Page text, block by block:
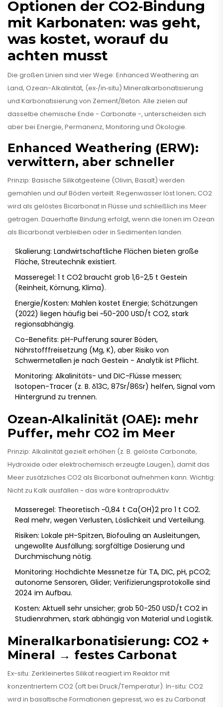
Optionen der CO2‑Bindung
mit Karbonaten: was geht,
was kostet, worauf du
achten musst
Die großen Linien sind vier Wege: Enhanced Weathering an
Land, Ozean-Alkalinität, (ex‑/in‑situ) Mineralkarbonatisierung
und Karbonatisierung von Zement/Beton. Alle zielen auf
dasselbe chemische Ende - Carbonate -, unterscheiden sich
aber bei Energie, Permanenz, Monitoring und Ökologie.
Enhanced Weathering (ERW):
verwittern, aber schneller
Prinzip: Basische Silikatgesteine (Olivin, Basalt) werden
gemahlen und auf Böden verteilt. Regenwasser löst Ionen; CO2
wird als gelöstes Bicarbonat in Flüsse und schließlich ins Meer
getragen. Dauerhafte Bindung erfolgt, wenn die Ionen im Ozean
als Bicarbonat verbleiben oder in Sedimenten landen.
Skalierung: Landwirtschaftliche Flächen bieten große
Fläche, Streutechnik existiert.
Masseregel: 1 t CO2 braucht grob 1,6-2,5 t Gestein
(Reinheit, Körnung, Klima).
Energie/Kosten: Mahlen kostet Energie; Schätzungen
(2022) liegen häufig bei ~50-200 USD/t CO2, stark
regionsabhängig.
Co-Benefits: pH-Pufferung saurer Böden,
Nährstofffreisetzung (Mg, K), aber Risiko von
Schwermetallen je nach Gestein - Analytik ist Pflicht.
Monitoring: Alkalinitäts- und DIC-Flüsse messen;
Isotopen-Tracer (z. B. δ13C, 87Sr/86Sr) helfen, Signal vom
Hintergrund zu trennen.
Ozean-Alkalinität (OAE): mehr
Puffer, mehr CO2 im Meer
Prinzip: Alkalinität gezielt erhöhen (z. B. gelöste Carbonate,
Hydroxide oder elektrochemisch erzeugte Laugen), damit das
Meer zusätzliches CO2 als Bicarbonat aufnehmen kann. Wichtig:
Nicht zu Kalk ausfällen - das wäre kontraproduktiv.
Masseregel: Theoretisch ~0,84 t Ca(OH)2 pro 1 t CO2.
Real mehr, wegen Verlusten, Löslichkeit und Verteilung.
Risiken: Lokale pH-Spitzen, Biofouling an Ausleitungen,
ungewollte Ausfällung; sorgfältige Dosierung und
Durchmischung nötig.
Monitoring: Hochdichte Messnetze für TA, DIC, pH, pCO2;
autonome Sensoren, Glider; Verifizierungsprotokolle sind
2024 im Aufbau.
Kosten: Aktuell sehr unsicher; grob 50-250 USD/t CO2 in
Studienrahmen, stark abhängig von Material und Logistik.
Mineralkarbonatisierung: CO2 +
Mineral → festes Carbonat
Ex-situ: Zerkleinertes Silikat reagiert im Reaktor mit
konzentriertem CO2 (oft bei Druck/Temperatur). In-situ: CO2
wird in basaltische Formationen gepresst, wo es zu Carbonat